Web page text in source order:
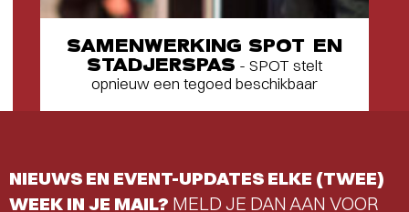
SAMENWERKING SPOT EN
STADJERSPAS - SPOT stelt
opnieuw een tegoed beschikbaar
NIEUWS EN EVENT-UPDATES ELKE (TWEE)
WEEK IN JE MAIL? MELD JE DAN AAN VOOR